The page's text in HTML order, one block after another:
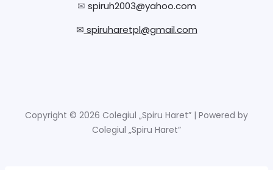
✉ spiruh2003@yahoo.com
✉ spiruharetpl@gmail.com
Copyright © 2026 Colegiul „Spiru Haret” | Powered by
Colegiul „Spiru Haret”